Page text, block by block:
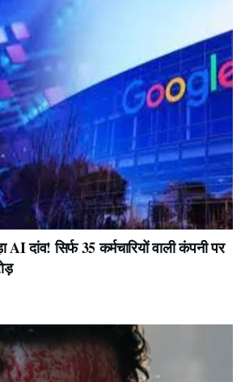
दांव! सिर्फ 35 कर्मचारियों वाली कंपनी पर